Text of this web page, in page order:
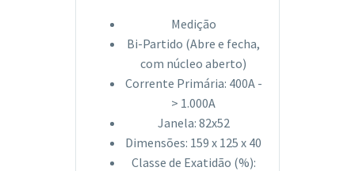
Medição
Bi-Partido (Abre e fecha,
com núcleo aberto)
Corrente Primária: 400A -
> 1.000A
Janela: 82x52
Dimensões: 159 x 125 x 40
Classe de Exatidão (%):